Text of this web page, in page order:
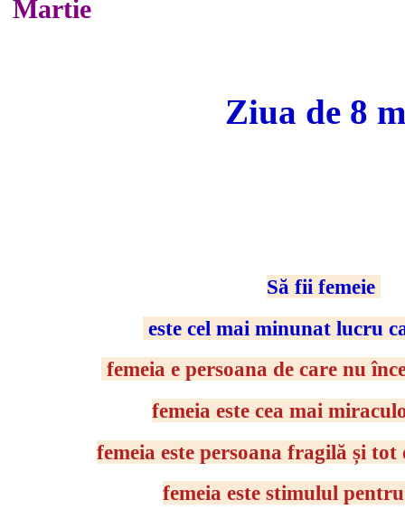
Martie
Ziua de 8
Să fii femeie
este cel mai minunat lucru
femeia e persoana de care nu
femeia este cea mai
femeia este persoana fragilă și
femeia este stimulul